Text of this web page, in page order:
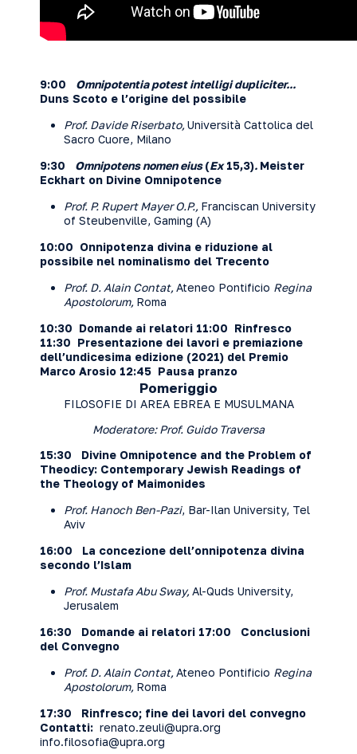
9:00 Omnipotentia potest intelligi dupliciter...
Duns Scoto e l’origine del possibile
Prof. Davide Riserbato,Università Cattolica del
Sacro Cuore, Milano
9:30 Omnipotens nomen eius(Ex15,3). Meister
Eckhart on Divine Omnipotence
Prof. P. Rupert Mayer O.P., Franciscan University
of Steubenville, Gaming (A)
10:00 Onnipotenza divina e riduzione al
possibile nel nominalismo del Trecento
Prof. D. Alain Contat,Ateneo Pontificio Regina
Apostolorum, Roma
10:30 Domande ai relatori 11:00 Rinfresco
11:30 Presentazione dei lavori e premiazione
dell’undicesima edizione (2021) del Premio
Marco Arosio 12:45 Pausa pranzo
Pomeriggio
FILOSOFIE DI AREA EBREA E MUSULMANA
Moderatore: Prof. Guido Traversa
15:30 Divine Omnipotence and the Problem of
Theodicy: Contemporary Jewish Readings of
the Theology of Maimonides
Prof. Hanoch Ben-Pazi, Bar-Ilan University, Tel
Aviv
16:00 La concezione dell’onnipotenza divina
secondo l’Islam
Prof. Mustafa Abu Sway,Al-Quds University,
Jerusalem
16:30 Domande ai relatori 17:00 Conclusioni
del Convegno
Prof. D. Alain Contat,Ateneo Pontificio Regina
Apostolorum, Roma
17:30 Rinfresco; fine dei lavori del convegno
Contatti: renato.zeuli@upra.org
info.filosofia@upra.org